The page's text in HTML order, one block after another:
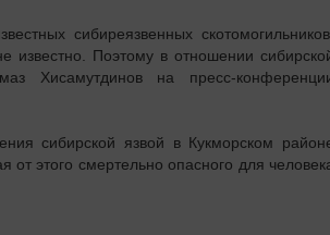
сибиреязвенных
Поэтому в отношении
Хисамутдинов на пресс-
сибирской язвой в Кукморском
от этого смертельно опасного для